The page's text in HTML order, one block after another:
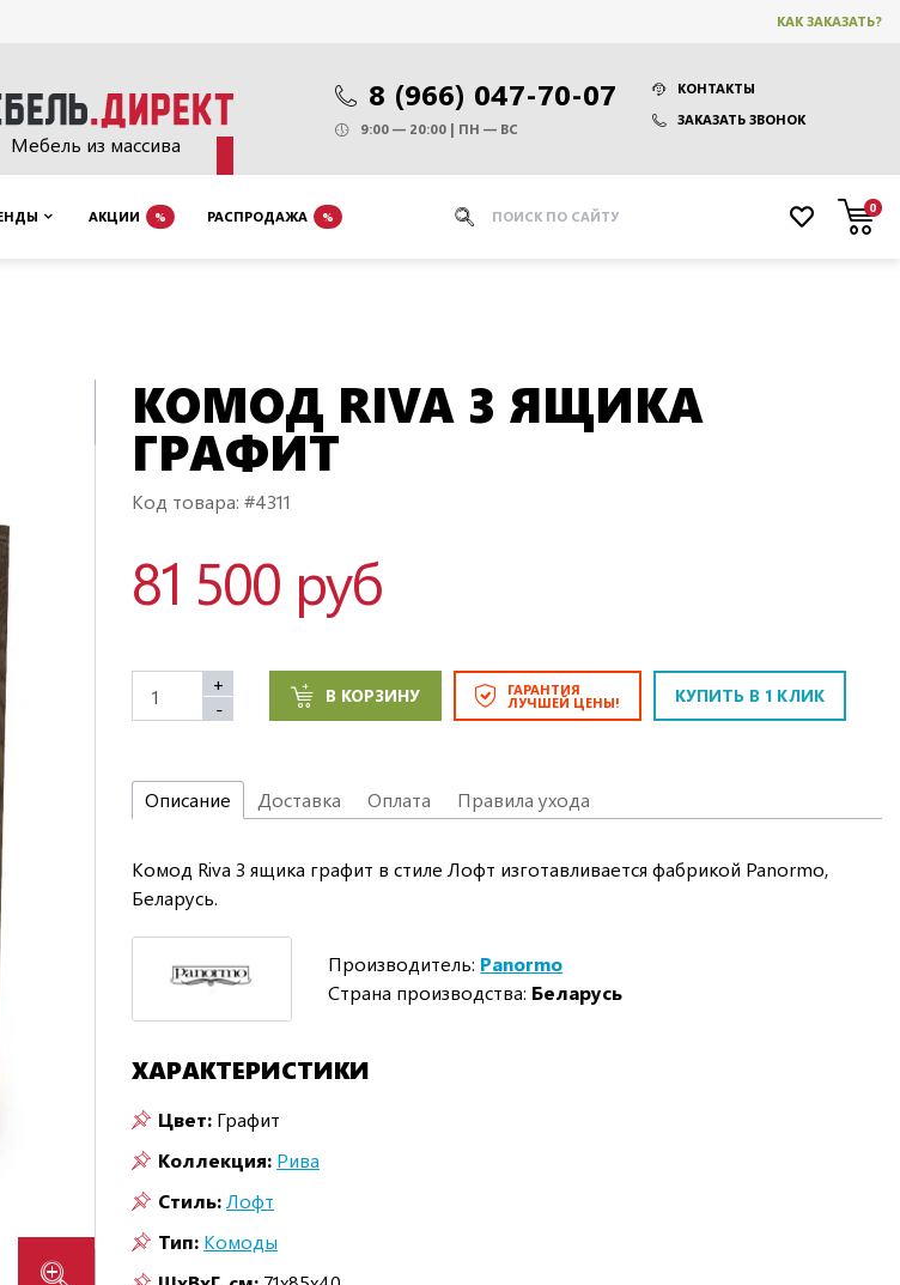
КАК ЗАКАЗАТЬ?
Мебель из массива
8 (966) 047-70-07
КОНТАКТЫ
ЗАКАЗАТЬ ЗВОНОК
9:00 — 20:00 | ПН — ВС
АКЦИИ % РАСПРОДАЖА %
0
КОМОД RIVA 3 ЯЩИКА
ГРАФИТ
Код товара: #4311
81 500 руб
+
-
В КОРЗИНУ ГАРАНТИЯ
ЛУЧШЕЙ ЦЕНЫ! КУПИТЬ В 1 КЛИК
Описание Доставка Оплата Правила ухода
Комод Riva 3 ящика графит в стиле Лофт изготавливается фабрикой Panormo,
Беларусь.
Производитель: Panormo
Страна производства: Беларусь
ХАРАКТЕРИСТИКИ
Цвет: Графит
Коллекция: Рива
Стиль:Лофт
Тип: Комоды